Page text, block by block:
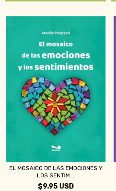
EL MOSAICO DE LAS EMOCIONES Y
LOS SENTIM...
$9.95 USD